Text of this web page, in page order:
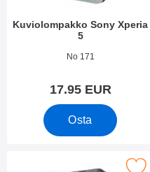
Kuviolompakko Sony Xperia
5
Tuote.nro 33933
No 171
17.95 EUR
Osta
Merkitse kuviolompakko